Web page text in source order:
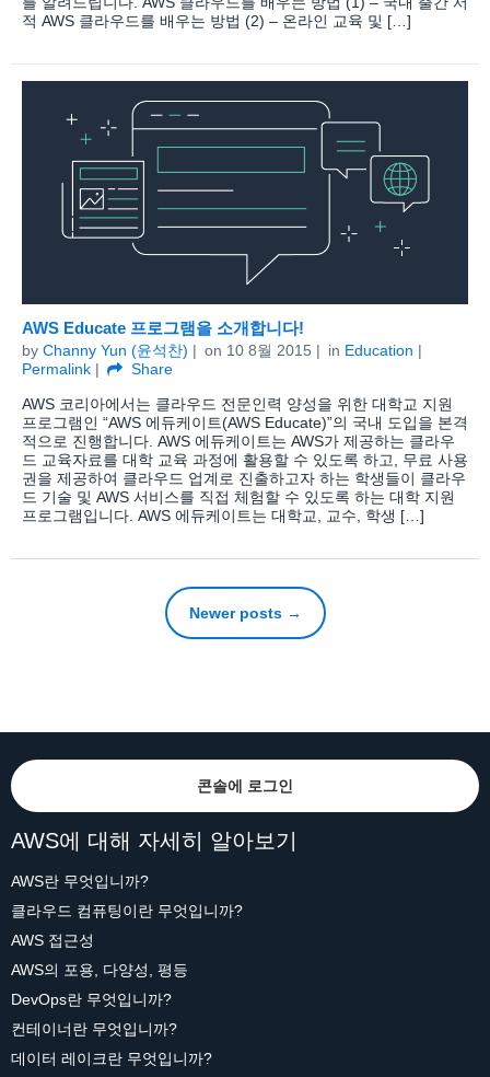
적 AWS 클라우드를 배우는 방법 (2) – 온라인 교육 및 […]
AWS Educate 프로그램을 소개합니다!
by Channy Yun (윤석찬) on 10 8월 2015 in Education
Permalink
Share
AWS 코리아에서는 클라우드 전문인력 양성을 위한 대학교 지원
프로그램인 “AWS 에듀케이트(AWS Educate)”의 국내 도입을 본격
적으로 진행합니다. AWS 에듀케이트는 AWS가 제공하는 클라우
드 교육자료를 대학 교육 과정에 활용할 수 있도록 하고, 무료 사용
권을 제공하여 클라우드 업계로 진출하고자 하는 학생들이 클라우
드 기술 및 AWS 서비스를 직접 체험할 수 있도록 하는 대학 지원
프로그램입니다. AWS 에듀케이트는 대학교, 교수, 학생 […]
Newer posts →
콘솔에 로그인
AWS에 대해 자세히 알아보기
AWS란 무엇입니까?
클라우드 컴퓨팅이란 무엇입니까?
AWS 접근성
AWS의 포용, 다양성, 평등
DevOps란 무엇입니까?
컨테이너란 무엇입니까?
데이터 레이크란 무엇입니까?